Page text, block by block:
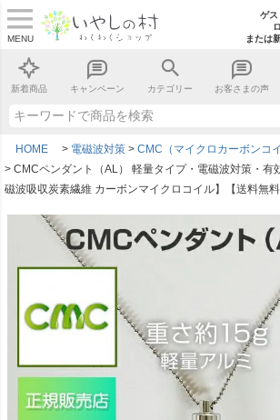
ゲス
または
MENU
新着商品 キャンペーン カテゴリー お客さまの声
HOME 電磁波対策
CMC（マイクロカーボンコ
CMCペンダント（AL） 軽量タイプ・電磁波対策・有
磁波吸収炭素繊維 カーボンマイクロコイル】【送料無料